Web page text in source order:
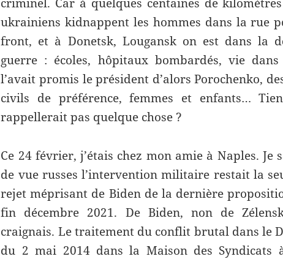
ukrainiens kidnappent les hommes dans la rue
front, et à Donetsk, Lougansk on est dans la
guerre : écoles, hôpitaux bombardés, vie dans
l’avait promis le président d’alors Porochenko,
civils de préférence, femmes et enfants…
rappellerait pas quelque chose ?
Ce 24 février, j’étais chez mon amie à Naples. Je
de vue russes l’intervention militaire restait la
rejet méprisant de Biden de la dernière
fin décembre 2021. De Biden, non de
craignais. Le traitement du conflit brutal dans le
du 2 mai 2014 dans la Maison des Syndicats